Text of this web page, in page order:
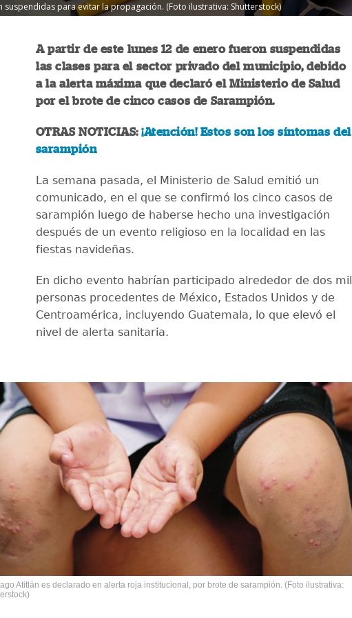
suspendidas para evitar la propagación. (Foto ilustrativa: Shutterstock)
A partir de este lunes 12 de enero fueron suspendidas
las clases para el sector privado del municipio, debido
a la alerta máxima que declaró el Ministerio de Salud
por el brote de cinco casos de Sarampión.
OTRAS NOTICIAS:¡Atención! Estos son los síntomas del
sarampión
La semana pasada, el Ministerio de Salud emitió un
comunicado, en el que se confirmó los cinco casos de
sarampión luego de haberse hecho una investigación
después de un evento religioso en la localidad en las
fiestas navideñas.
En dicho evento habrían participado alrededor de dos mil
personas procedentes de México, Estados Unidos y de
Centroamérica, incluyendo Guatemala, lo que elevó el
nivel de alerta sanitaria.
Atitlán es declarado en alerta roja institucional, por brote de sarampión. (Foto ilustrativa: